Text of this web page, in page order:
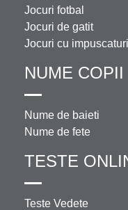
Jocuri fotbal
Jocuri de gatit
Jocuri cu impuscaturi
NUME COPII
Nume de baieti
Nume de fete
TESTE
Teste Vedete